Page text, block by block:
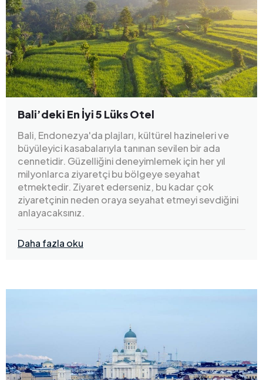
Bali’deki En İyi 5 Lüks Otel
Bali, Endonezya'da plajları, kültürel hazineleri ve
büyüleyici kasabalarıyla tanınan sevilen bir ada
cennetidir. Güzelliğini deneyimlemek için her yıl
milyonlarca ziyaretçi bu bölgeye seyahat
etmektedir. Ziyaret ederseniz, bu kadar çok
ziyaretçinin neden oraya seyahat etmeyi sevdiğini
anlayacaksınız.
Daha fazla oku